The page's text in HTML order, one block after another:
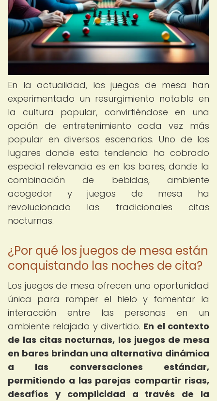
En la actualidad, los juegos de mesa han
experimentado un resurgimiento notable en
la cultura popular, convirtiéndose en una
opción de entretenimiento cada vez más
popular en diversos escenarios. Uno de los
lugares donde esta tendencia ha cobrado
especial relevancia es en los bares, donde la
combinación de bebidas, ambiente
acogedor y juegos de mesa ha
revolucionado las tradicionales citas
nocturnas.
¿Por qué los juegos de mesa están
conquistando las noches de cita?
Los juegos de mesa ofrecen una oportunidad
única para romper el hielo y fomentar la
interacción entre las personas en un
ambiente relajado y divertido. En el contexto
de las citas nocturnas, los juegos de mesa
en bares brindan una alternativa dinámica
a las conversaciones estándar,
permitiendo a las parejas compartir risas,
desafíos y complicidad a través de la